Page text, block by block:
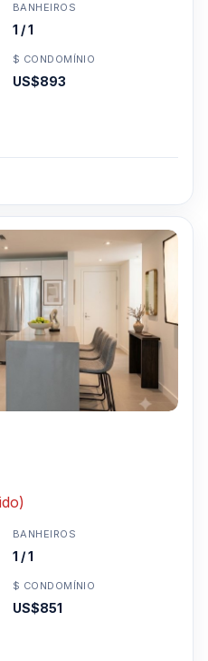
BANHEIROS
1 / 1
$ CONDOMÍNIO
US$893
BANHEIROS
1 / 1
$ CONDOMÍNIO
US$851